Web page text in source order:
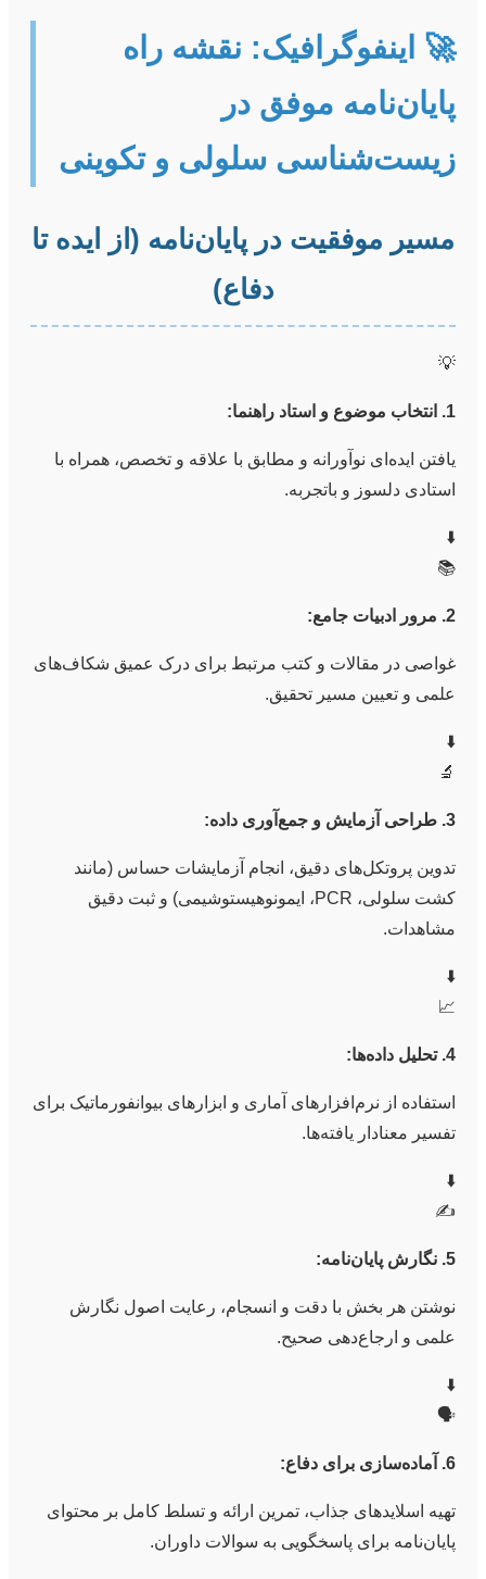
🚀 اینفوگرافیک: نقشه راه
پایان‌نامه موفق در
زیست‌شناسی سلولی و تکوینی
مسیر موفقیت در پایان‌نامه (از ایده تا
دفاع)
💡
1. انتخاب موضوع و استاد راهنما:
یافتن ایده‌ای نوآورانه و مطابق با علاقه و تخصص، همراه با
استادی دلسوز و باتجربه.
⬇️
📚
2. مرور ادبیات جامع:
غواصی در مقالات و کتب مرتبط برای درک عمیق شکاف‌های
علمی و تعیین مسیر تحقیق.
⬇️
🔬
3. طراحی آزمایش و جمع‌آوری داده:
تدوین پروتکل‌های دقیق، انجام آزمایشات حساس (مانند
کشت سلولی، PCR، ایمونوهیستوشیمی) و ثبت دقیق
مشاهدات.
⬇️
📈
4. تحلیل داده‌ها:
استفاده از نرم‌افزارهای آماری و ابزارهای بیوانفورماتیک برای
تفسیر معنادار یافته‌ها.
⬇️
✍️
5. نگارش پایان‌نامه:
نوشتن هر بخش با دقت و انسجام، رعایت اصول نگارش
علمی و ارجاع‌دهی صحیح.
⬇️
🗣️
6. آماده‌سازی برای دفاع:
تهیه اسلاید‌های جذاب، تمرین ارائه و تسلط کامل بر محتوای
پایان‌نامه برای پاسخگویی به سوالات داوران.